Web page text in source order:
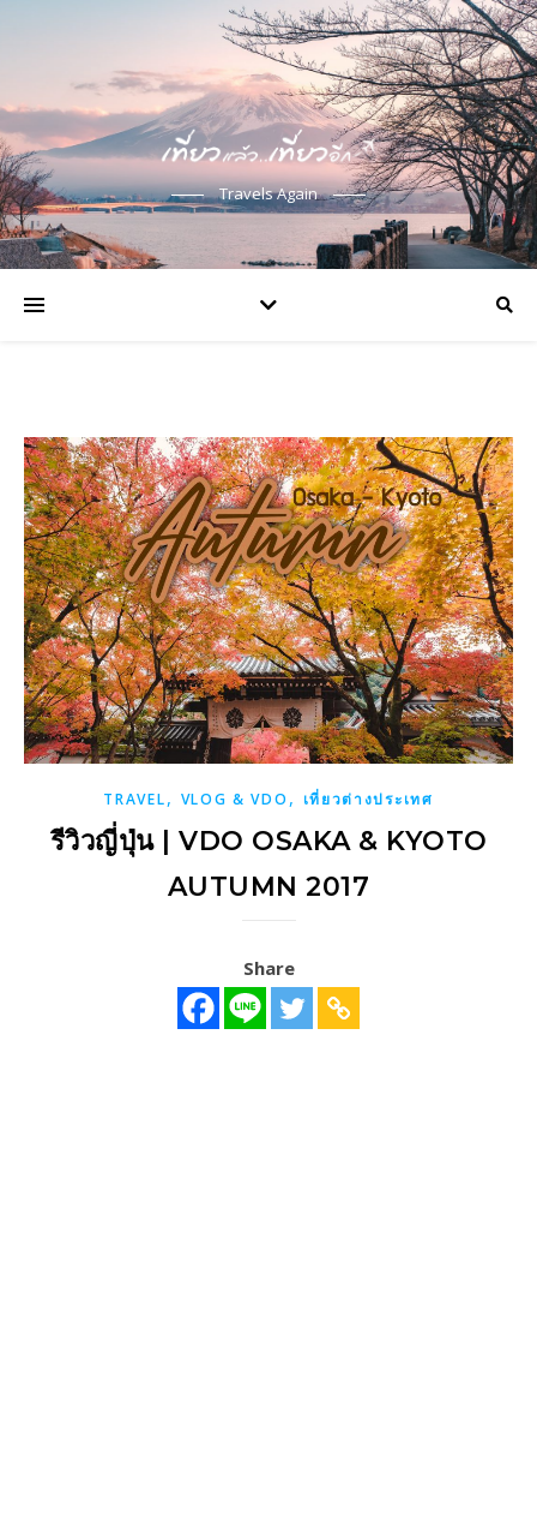
Travels Again
TRAVEL, VLOG & VDO , เที่ยวต่างประเทศ
รีวิวญี่ปุ่น | VDO OSAKA & KYOTO
AUTUMN 2017
Share